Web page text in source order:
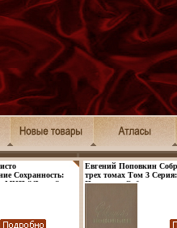
Сохранность:
МИП "Литер",
328 стр Тираж:
32 (~130х205 мм)
Евгений Поповкин
трех томах Том 3
Поповкин Собрание